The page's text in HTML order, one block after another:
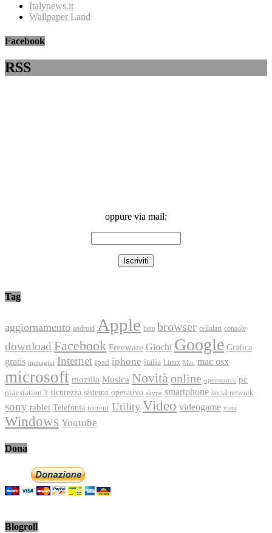
Italynews.it
Wallpaper Land
Facebook
RSS
oppure via mail:
Tag
aggiornamento android Apple beta browser cellulari console
download Facebook Freeware Giochi Google Grafica
gratis immagini Internet ipad iphone italia Linux Mac mac osx
microsoft mozilla Musica Novità online opensource pc
playstation 3 sicurezza sistema operativo skype smartphone social network
sony tablet Telefonia torrent Utility Video videogame vista
Windows Youtube
Dona
Blogroll